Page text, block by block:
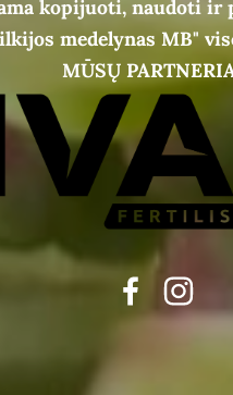
kopijuoti, naudoti
medelynas MB"
MŪSŲ